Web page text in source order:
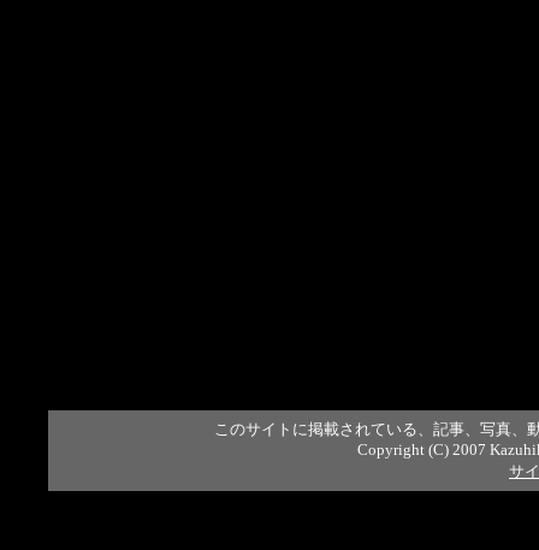
このサイトに掲載されている、記事、写真、
Copyright (C) 2007
サ